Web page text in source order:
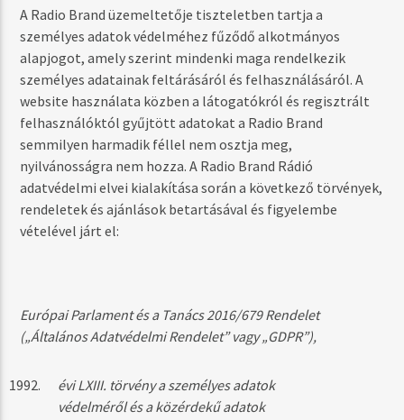
A Radio Brand üzemeltetője tiszteletben tartja a
személyes adatok védelméhez fűződő alkotmányos
alapjogot, amely szerint mindenki maga rendelkezik
személyes adatainak feltárásáról és felhasználásáról. A
website használata közben a látogatókról és regisztrált
felhasználóktól gyűjtött adatokat a Radio Brand
semmilyen harmadik féllel nem osztja meg,
nyilvánosságra nem hozza. A Radio Brand Rádió
adatvédelmi elvei kialakítása során a következő törvények,
rendeletek és ajánlások betartásával és figyelembe
vételével járt el:
Európai Parlament és a Tanács 2016/679 Rendelet
(„Általános Adatvédelmi Rendelet” vagy „GDPR”),
évi LXIII. törvény a személyes adatok
védelméről és a közérdekű adatok